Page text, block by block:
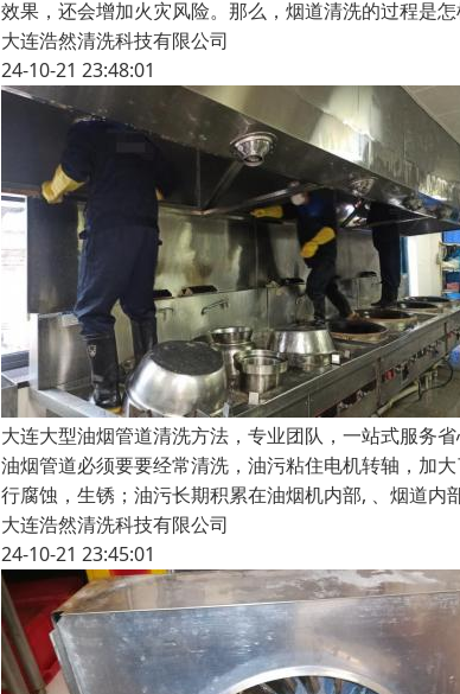
效果，还会增加火灾风险。那么，烟道清洗的过程是
大连浩然清洗科技有限公司
24-10-21 23:48:01
大连大型油烟管道清洗方法，专业团队，一站式服务省
油烟管道必须要要经常清洗，油污粘住电机转轴，加
行腐蚀，生锈；油污长期积累在油烟机内部, 、烟道
大连浩然清洗科技有限公司
24-10-21 23:45:01